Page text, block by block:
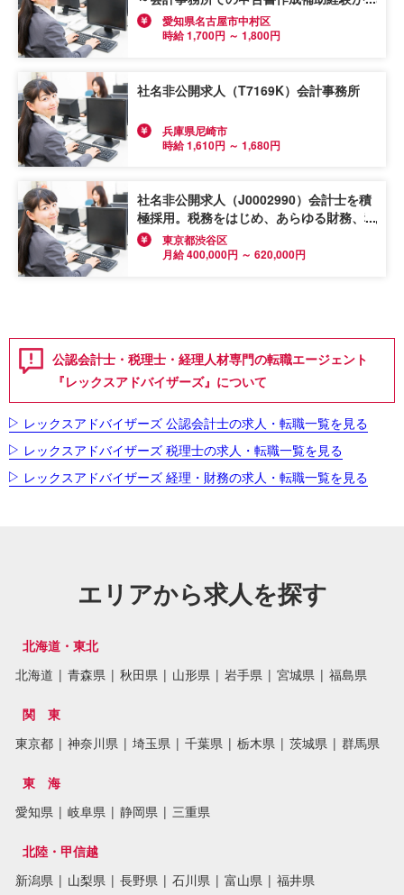
る方歓迎！≪会計入力・申告書作成補助な
ど≫駅から徒歩6分＊アットホームな事務
愛知県名古屋市中村区
時給 1,700円 ～ 1,800円
社名非公開求人（T7169K）会計事務所
兵庫県尼崎市
時給 1,610円 ～ 1,680円
社名非公開求人（J0002990）会計士を積
極採用。税務をはじめ、あらゆる財務、税
務コンサルティングを経験できます
東京都渋谷区
月給 400,000円 ～ 620,000円
公認会計士・税理士・経理人材専門の転職エージェント
『レックスアドバイザーズ』について
レックスアドバイザーズ 公認会計士の求人・転職一覧を見る
レックスアドバイザーズ 税理士の求人・転職一覧を見る
レックスアドバイザーズ 経理・財務の求人・転職一覧を見る
エリアから求人を探す
北海道・東北
北海道 | 青森県 | 秋田県 | 山形県 | 岩手県 | 宮城県 | 福島県
関 東
東京都 | 神奈川県 | 埼玉県 | 千葉県 | 栃木県 | 茨城県 | 群馬県
東 海
愛知県 | 岐阜県 | 静岡県 | 三重県
北陸・甲信越
新潟県 | 山梨県 | 長野県 | 石川県 | 富山県 | 福井県